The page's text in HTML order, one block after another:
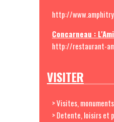
http://
Concarneau :
http://restaurant-
VISITER
> Visites,
> Detente, loisirs et